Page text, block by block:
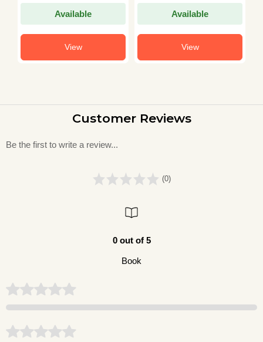
Available
View
Available
View
Customer Reviews
Be the first to write a review...
(0)
0 out of 5
Book